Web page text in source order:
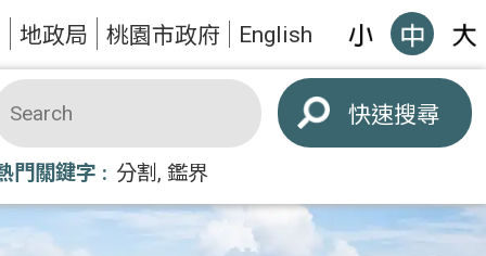
地政局 桃園市政府 English
搜尋
門關鍵字 分割 鑑界